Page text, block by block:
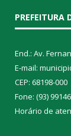
PREFEITURA
End.: Av.
E-mail:
CEP: 68198-000
Fone: (93)
Horário de